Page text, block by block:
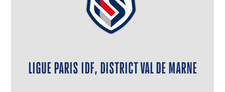
LIGUE PARIS IDF, DISTRICT VAL DE MARNE